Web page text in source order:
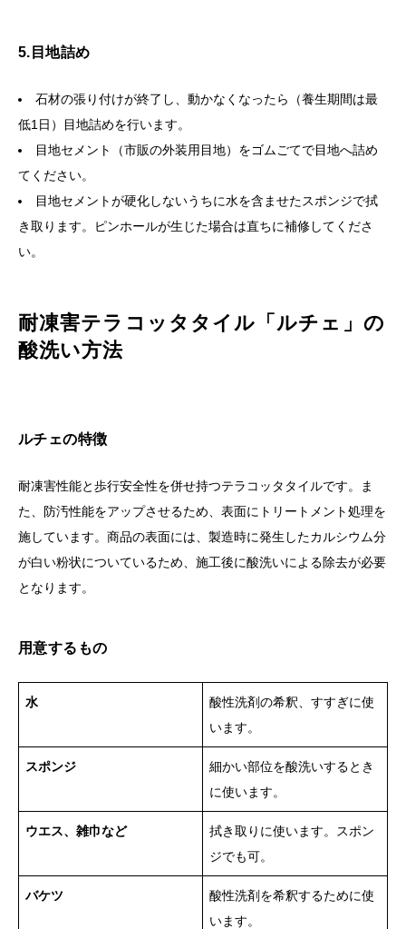
5.目地詰め
石材の張り付けが終了し、動かなくなったら（養生期間は最
低1日）目地詰めを行います。
目地セメント（市販の外装用目地）をゴムごてで目地へ詰め
てください。
目地セメントが硬化しないうちに水を含ませたスポンジで拭
き取ります。ピンホールが生じた場合は直ちに補修してくださ
い。
耐凍害テラコッタタイル「ルチェ」の
酸洗い方法
ルチェの特徴
耐凍害性能と歩行安全性を併せ持つテラコッタタイルです。ま
た、防汚性能をアップさせるため、表面にトリートメント処理を
施しています。商品の表面には、製造時に発生したカルシウム分
が白い粉状についているため、施工後に酸洗いによる除去が必要
となります。
用意するもの
水
酸性洗剤の希釈、すすぎに使
います。
スポンジ
細かい部位を酸洗いするとき
に使います。
ウエス、雑巾など
拭き取りに使います。スポン
ジでも可。
バケツ
酸性洗剤を希釈するために使
います。